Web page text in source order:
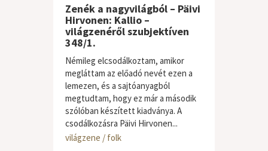
Zenék a nagyvilágból – Päivi
Hirvonen: Kallio –
világzenéről szubjektíven
348/1.
Némileg elcsodálkoztam, amikor
megláttam az előadó nevét ezen a
lemezen, és a sajtóanyagból
megtudtam, hogy ez már a második
szólóban készített kiadványa. A
csodálkozásra Päivi Hirvonen...
világzene / folk